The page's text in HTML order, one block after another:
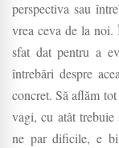
perspectiva sau
vrea ceva de la noi.
sfat dat pentru a
întrebări despre
concret. Să aflăm
vagi, cu atât
ne par dificile, e